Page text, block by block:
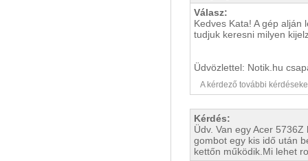
Válasz:
Kedves Kata! A gép
tudjuk keresni milyen
Üdvözlettel: Notik.hu
A kérdező további
Kérdés:
Üdv. Van egy Acer
gombot egy kis idő után
kettőn működik.Mi lehet